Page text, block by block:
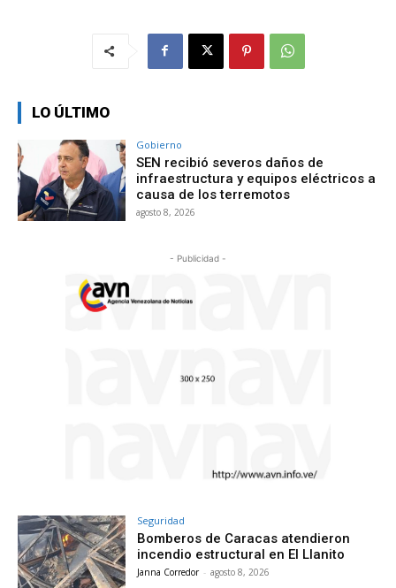
LO ÚLTIMO
Gobierno
SEN recibió severos daños de
infraestructura y equipos eléctricos a
causa de los terremotos
agosto 8, 2026
- Publicidad -
Seguridad
Bomberos de Caracas atendieron
incendio estructural en El Llanito
Janna Corredor - agosto 8, 2026